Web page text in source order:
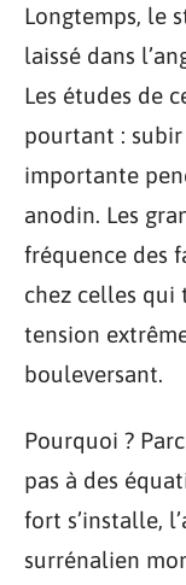
Longtemps, le
laissé dans
Les études de
pourtant :
importante
anodin. Les
fréquence des
chez celles qui
tension
bouleversant.
Pourquoi ?
pas à des
fort s’installe,
surrénalien